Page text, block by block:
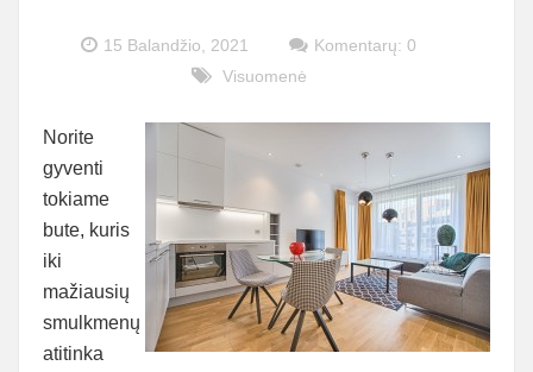
15 Balandžio, 2021
Komentarų: 0
Visuomenė
Norite
gyventi
tokiame
bute, kuris
iki
mažiausių
smulkmenų
atitinka